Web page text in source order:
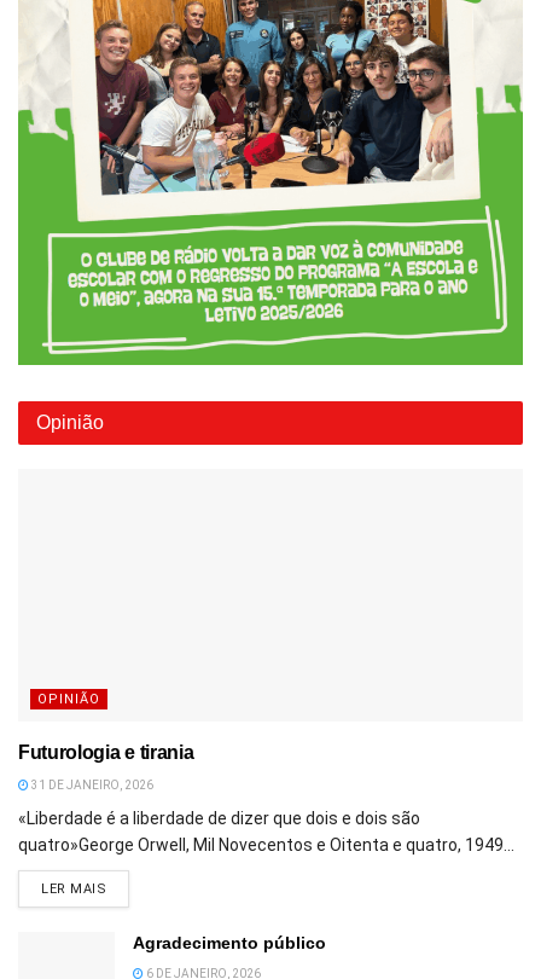
Opinião
OPINIÃO
Futurologia e tirania
31 DE JANEIRO, 2026
«Liberdade é a liberdade de dizer que dois e dois são
quatro»George Orwell, Mil Novecentos e Oitenta e quatro, 1949...
LER MAIS
Agradecimento público
6 DE JANEIRO, 2026